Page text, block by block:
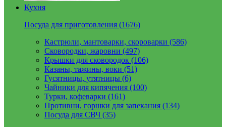
Кухня
Посуда для приготовления (1676)
Кастрюли, мантоварки, скороварки (586)
Сковородки, жаровни (497)
Крышки для сковородок (106)
Казаны, тажины, воки (51)
Гусятницы, утятницы (6)
Чайники для кипячения (100)
Турки, кофеварки (161)
Противни, горшки для запекания (134)
Посуда для СВЧ (35)